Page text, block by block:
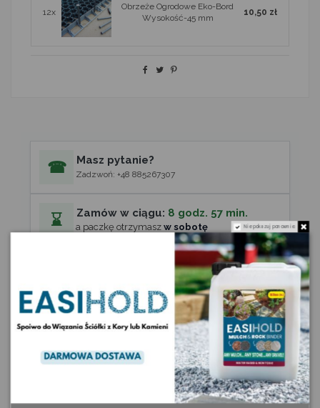
12x
Obrzeże Ogrodowe Eko-Bord
Wysokość-45 mm
10,50 zł
☎ Masz pytanie?
Zadzwoń: +48 885267307
⌛ Zamów w ciągu: 8 godz. 57 min.
a paczkę otrzymasz w sobotę
Zwroty w ciągu 14 dni
Szybka i prosta procedura
? Odbiór osobisty
Jak dojechać (Nawiguj) »
Nie pokazuj ponownie.